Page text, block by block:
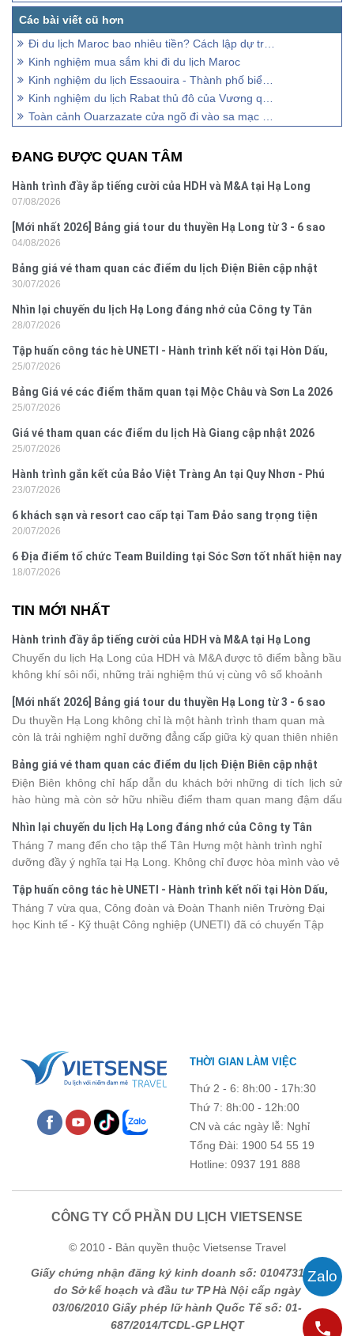
Đi du lịch Maroc bao nhiêu tiền? Cách lập dự trù chi phí đúng đủ
Kinh nghiệm mua sắm khi đi du lịch Maroc
Kinh nghiệm du lịch Essaouira - Thành phố biển xinh đẹp ở Maroc
Kinh nghiệm du lịch Rabat thủ đô của Vương quốc Maroc
Toàn cảnh Ouarzazate cửa ngõ đi vào sa mạc Sahara
ĐANG ĐƯỢC QUAN TÂM
Hành trình đầy ắp tiếng cười của HDH và M&A tại Hạ Long
07/08/2026
[Mới nhất 2026] Bảng giá tour du thuyền Hạ Long từ 3 - 6 sao
04/08/2026
Bảng giá vé tham quan các điểm du lịch Điện Biên cập nhật
2026
30/07/2026
Nhìn lại chuyến du lịch Hạ Long đáng nhớ của Công ty Tân
Hưng 2026
28/07/2026
Tập huấn công tác hè UNETI - Hành trình kết nối tại Hòn Dấu,
Đồ Sơn
25/07/2026
Bảng Giá vé các điểm thăm quan tại Mộc Châu và Sơn La 2026
25/07/2026
Giá vé tham quan các điểm du lịch Hà Giang cập nhật 2026
25/07/2026
Hành trình gắn kết của Bảo Việt Tràng An tại Quy Nhơn - Phú
Yên
23/07/2026
6 khách sạn và resort cao cấp tại Tam Đảo sang trọng tiện
nghi
20/07/2026
6 Địa điểm tổ chức Team Building tại Sóc Sơn tốt nhất hiện nay
18/07/2026
TIN MỚI NHẤT
Hành trình đầy ắp tiếng cười của HDH và M&A tại Hạ Long
Chuyến du lịch Hạ Long của HDH và M&A được tô điểm bằng bầu
không khí sôi nổi, những trải nghiệm thú vị cùng vô số khoảnh
phút giây đồng hành bên nhau, tất cả đã tạo nên một chuyến đi
tràn đầy cảm xúc và dấu ấn khó quên.
[Mới nhất 2026] Bảng giá tour du thuyền Hạ Long từ 3 - 6 sao
Du thuyền Hạ Long không chỉ là một hành trình tham quan mà
còn là trải nghiệm nghỉ dưỡng đẳng cấp giữa kỳ quan thiên nhiên
khác nhau, khiến nhiều du khách băn khoăn khi lựa chọn. Bài viết
dưới đây sẽ cập nhật bảng giá tour du thuyền Hạ Long mới nhất
2026 từ 3 - 6 sao, giúp bạn dễ dàng so sánh và tìm được hành
trình phù hợp với nhu cầu cũng như ngân sách.
Bảng giá vé tham quan các điểm du lịch Điện Biên cập nhật
2026
Điện Biên không chỉ hấp dẫn du khách bởi những di tích lịch sử
hào hùng mà còn sở hữu nhiều điểm tham quan mang đậm dấu
phá vùng đất này, việc cập nhật trước giá vé sẽ giúp bạn chủ
động hơn trong lịch trình và chi phí. Cùng Vietsense Travel tham
khảo bảng giá vé tham quan các điểm du lịch Điện Biênmới nhất
năm 2026 ngay dưới đây.
Nhìn lại chuyến du lịch Hạ Long đáng nhớ của Công ty Tân
Hưng 2026
Tháng 7 mang đến cho tập thể Tân Hưng một hành trình nghỉ
dưỡng đầy ý nghĩa tại Hạ Long. Không chỉ được hòa mình vào vẻ
kết, sẻ chia và lưu giữ nhiều khoảnh khắc đáng nhớ. Hãy cùng
nhìn lại chuyến đi ngập tràn niềm vui và những trải nghiệm khó
quên.
Tập huấn công tác hè UNETI - Hành trình kết nối tại Hòn Dấu,
Đồ Sơn
Tháng 7 vừa qua, Công đoàn và Đoàn Thanh niên Trường Đại
học Kinh tế - Kỹ thuật Công nghiệp (UNETI) đã có chuyến Tập
THỜI GIAN LÀM VIỆC
Thứ 2 - 6: 8h:00 - 17h:30
Thứ 7: 8h:00 - 12h:00
CN và các ngày lễ: Nghỉ
Tổng Đài: 1900 54 55 19
Hotline: 0937 191 888
CÔNG TY CỔ PHẦN DU LỊCH VIETSENSE
© 2010 - Bản quyền thuộc Vietsense Travel
Giấy chứng nhận đăng ký kinh doanh số: 0104731205
do Sở kế hoạch và đầu tư TP Hà Nội cấp ngày
03/06/2010 Giấy phép lữ hành Quốc Tế số: 01-
687/2014/TCDL-GP LHQT